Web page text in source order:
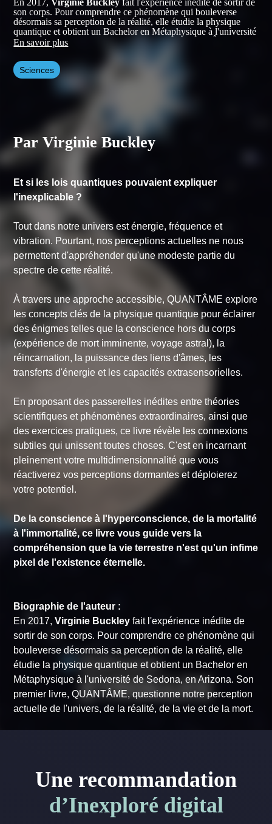
En 2017,Virginie Buckley fait l'expérience inédite de sortir de
son corps. Pour comprendre ce phénomène qui bouleverse
désormais sa perception de la réalité, elle étudie la physique
quantique et obtient un Bachelor en Métaphysique à l'université
de Sedona, en Arizona. Son premier livre,
questionne notre perception actuelle de l'univers, de la réalité,
de la vie et de la mort.
En savoir plus
Sciences
Par Virginie Buckley
Et si les lois quantiques pouvaient expliquer
l'inexplicable ?
Tout dans notre univers est énergie, fréquence et
vibration. Pourtant, nos perceptions actuelles ne nous
permettent d'appréhender qu'une modeste partie du
spectre de cette réalité.
À travers une approche accessible,QUANTÂME explore
les concepts clés de la physique quantique pour éclairer
des énigmes telles que la conscience hors du corps
(expérience de mort imminente, voyage astral), la
réincarnation, la puissance des liens d'âmes, les
transferts d'énergie et les capacités extrasensorielles.
En proposant des passerelles inédites entre théories
scientifiques et phénomènes extraordinaires, ainsi que
des exercices pratiques, ce livre révèle les connexions
subtiles qui unissent toutes choses. C'est en incarnant
pleinement votre multidimensionnalité que vous
réactiverez vos perceptions dormantes et déploierez
votre potentiel.
De la conscience à l'hyperconscience, de la mortalité
à l'immortalité, ce livre vous guide vers la
compréhension que la vie terrestre n'est qu'un infime
pixel de l'existence éternelle.
Biographie de l'auteur :
En 2017,Virginie Buckley fait l'expérience inédite de
sortir de son corps. Pour comprendre ce phénomène qui
bouleverse désormais sa perception de la réalité, elle
étudie la physique quantique et obtient un Bachelor en
Métaphysique à l'université de Sedona, en Arizona. Son
premier livre,QUANTÂME, questionne notre perception
actuelle de l'univers, de la réalité, de la vie et de la mort.
Une recommandation
d’Inexploré digital